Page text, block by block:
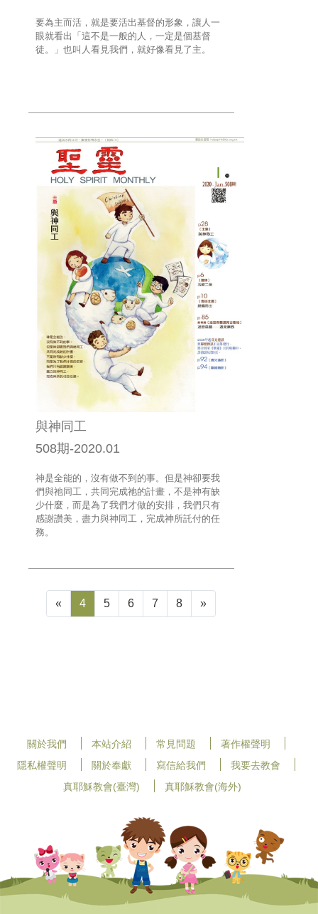
要為主而活，就是要活出基督的形象，讓人一
眼就看出「這不是一般的人，一定是個基督
徒。」也叫人看見我們，就好像看見了主。
與神同工
508期-2020.01
神是全能的，沒有做不到的事。但是神卻要我
們與祂同工，共同完成祂的計畫，不是神有缺
少什麼，而是為了我們才做的安排，我們只有
感謝讚美，盡力與神同工，完成神所託付的任
務。
« 4 5 6 7 8 »
關於我們 本站介紹 常見問題
著作權聲明
隱私權聲明
關於奉獻 寫信給我們
我要去教會
真耶穌教會(臺灣)
真耶穌教會(海外)